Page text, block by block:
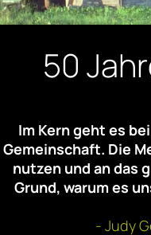
50
Im Kern geht es
Gemeinschaft. Die
nutzen und an das
Grund, warum es
- Judy